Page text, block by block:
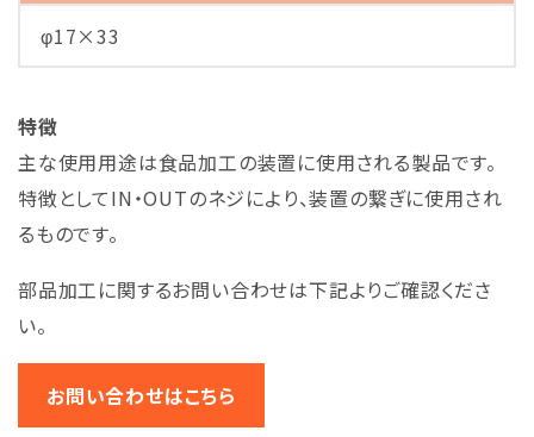
φ17×33
特徴
主な使用用途は食品加工の装置に使用される製品です。
特徴としてIN・OUTのネジにより、装置の繋ぎに使用され
るものです。
部品加工に関するお問い合わせは下記よりご確認くださ
い。
お問い合わせはこちら